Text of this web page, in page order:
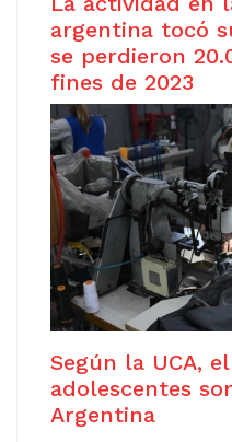
argentina tocó
se perdieron
fines de 2023
Según la UCA,
adolescentes
Argentina